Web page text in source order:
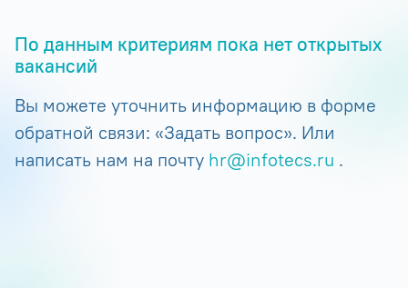
По данным критериям пока нет открытых
вакансий
Вы можете уточнить информацию в форме
обратной связи: «Задать вопрос». Или
написать нам на почту hr@infotecs.ru .